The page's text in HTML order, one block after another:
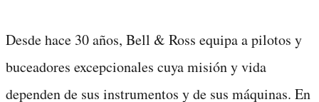
Desde hace 30 años, Bell & Ross equipa a pilotos y
buceadores excepcionales cuya misión y vida
dependen de sus instrumentos y de sus máquinas. En